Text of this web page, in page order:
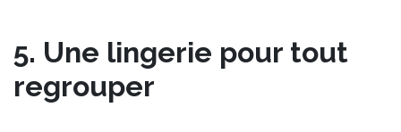
5. Une lingerie pour tout
regrouper